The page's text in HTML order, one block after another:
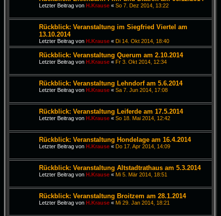
Letzter Beitrag von H.Krause « So 7. Dez 2014, 13:22
Rückblick: Veranstaltung im Siegfried Viertel am
13.10.2014
Letzter Beitrag von H.Krause « Di 14. Okt 2014, 18:40
Rückblick: Veranstaltung Querum am 2.10.2014
Letzter Beitrag von H.Krause « Fr 3. Okt 2014, 12:34
Rückblick: Veranstaltung Lehndorf am 5.6.2014
Letzter Beitrag von H.Krause « Sa 7. Jun 2014, 17:08
Rückblick: Veranstaltung Leiferde am 17.5.2014
Letzter Beitrag von H.Krause « So 18. Mai 2014, 12:42
Rückblick: Veranstaltung Hondelage am 16.4.2014
Letzter Beitrag von H.Krause « Do 17. Apr 2014, 14:09
Rückblick: Veranstaltung Altstadtrathaus am 5.3.2014
Letzter Beitrag von H.Krause « Mi 5. Mär 2014, 18:51
Rückblick: Veranstaltung Broitzem am 28.1.2014
Letzter Beitrag von H.Krause « Mi 29. Jan 2014, 18:21